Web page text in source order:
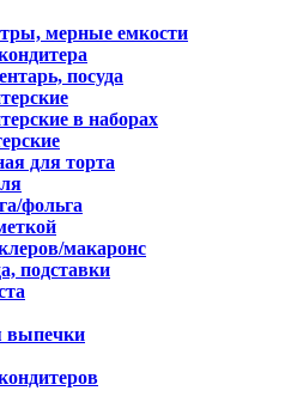
мерные емкости
посуда
в наборах
для торта
фольга
макаронс
подставки
выпечки